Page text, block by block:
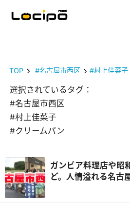
TOP #名古屋市西区 #村上佳菜子
選択されているタグ：
#名古屋市西区
#村上佳菜子
#クリームパン
ガンビア料理店や昭
ど。人情溢れる名古
を大調査！（前編